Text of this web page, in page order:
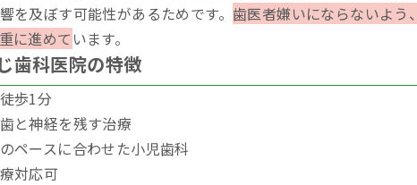
を及ぼす可能性があるためです。 歯医者嫌いにならないよう
に進めて います。
歯科医院の特徴
歩1分
と神経を残す治療
ペースに合わせた小児歯科
対応可